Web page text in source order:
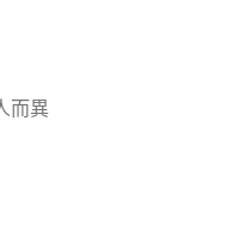
而異